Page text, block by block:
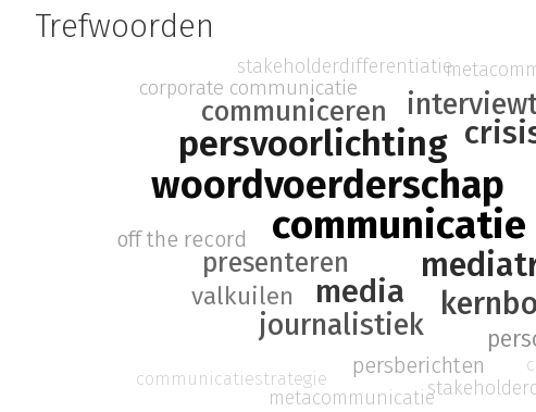
Trefwoorden
communicatie
woordvoerderschap
persvoorlichting
media
journalistiek
presenteren
communiceren
valkuilen
off the record
persberichten
corporate communicatie
stakeholderdifferentiatie
metacommunicatie
communicatiestrategie